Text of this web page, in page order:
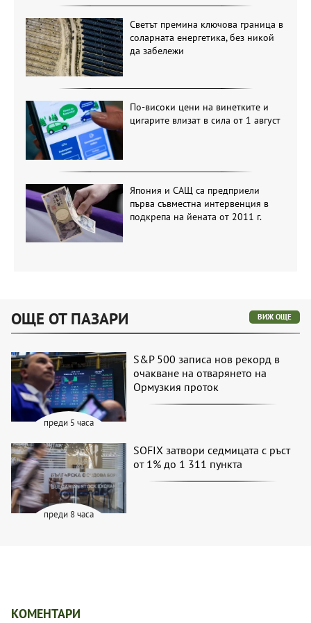
Светът премина ключова граница в
соларната енергетика, без никой
да забележи
По-високи цени на винетките и
цигарите влизат в сила от 1 август
Япония и САЩ са предприели
първа съвместна интервенция в
подкрепа на йената от 2011 г.
ОЩЕ ОТ ПАЗАРИ ВИЖ ОЩЕ
преди 5 часа
S&P 500 записа нов рекорд в
очакване на отварянето на
Ормузкия проток
преди 8 часа
SOFIX затвори седмицата с ръст
от 1% до 1 311 пункта
КОМЕНТАРИ